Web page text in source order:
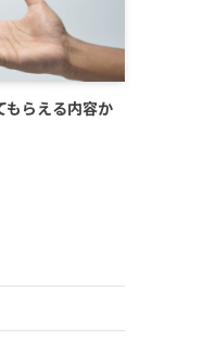
もらえる内容か